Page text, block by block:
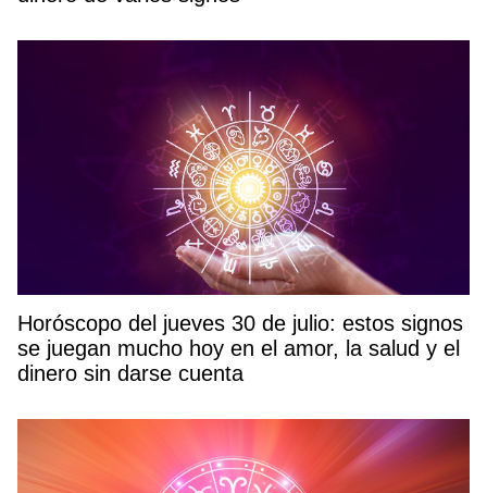
Horóscopo del jueves 30 de julio: estos signos
se juegan mucho hoy en el amor, la salud y el
dinero sin darse cuenta